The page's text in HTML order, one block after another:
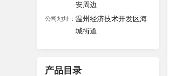
安周边
公司地址： 温州经济技术开发区海
城街道
产品目录